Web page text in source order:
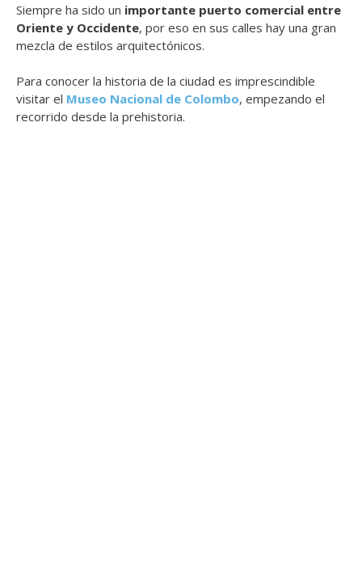
Siempre ha sido un importante puerto comercial entre
Oriente y Occidente, por eso en sus calles hay una gran
mezcla de estilos arquitectónicos.
Para conocer la historia de la ciudad es imprescindible
visitar el Museo Nacional de Colombo, empezando el
recorrido desde la prehistoria.